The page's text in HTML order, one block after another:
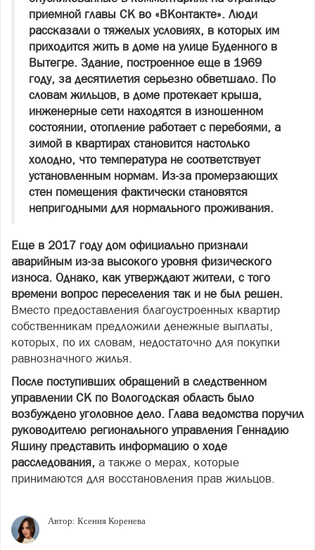
приемной главы СК во «ВКонтакте». Люди
рассказали о тяжелых условиях, в которых им
приходится жить в доме на улице Буденного в
Вытегре. Здание, построенное еще в 1969
году, за десятилетия серьезно обветшало. По
словам жильцов, в доме протекает крыша,
инженерные сети находятся в изношенном
состоянии, отопление работает с перебоями, а
зимой в квартирах становится настолько
холодно, что температура не соответствует
установленным нормам. Из-за промерзающих
стен помещения фактически становятся
непригодными для нормального проживания.
Еще в 2017 году дом официально признали
аварийным из-за высокого уровня физического
износа. Однако, как утверждают жители, с того
времени вопрос переселения так и не был решен.
Вместо предоставления благоустроенных квартир
собственникам предложили денежные выплаты,
которых, по их словам, недостаточно для покупки
равнозначного жилья.
После поступивших обращений в следственном
управлении СК по Вологодская область было
возбуждено уголовное дело. Глава ведомства поручил
руководителю регионального управления Геннадию
Яшину представить информацию о ходе
расследования, а также о мерах, которые
принимаются для восстановления прав жильцов.
Автор: Ксения Коренева